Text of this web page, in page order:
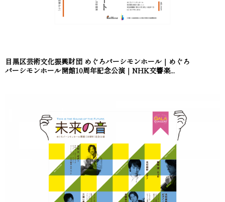
目黒区芸術文化振興財団 めぐろパーシモンホール｜めぐろ
パーシモンホール開館10周年記念公演｜NHK交響楽...